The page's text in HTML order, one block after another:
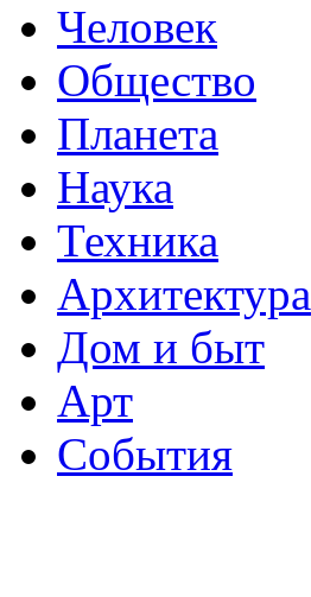
Человек
Общество
Планета
Наука
Техника
Архитектура
Дом и быт
Арт
События